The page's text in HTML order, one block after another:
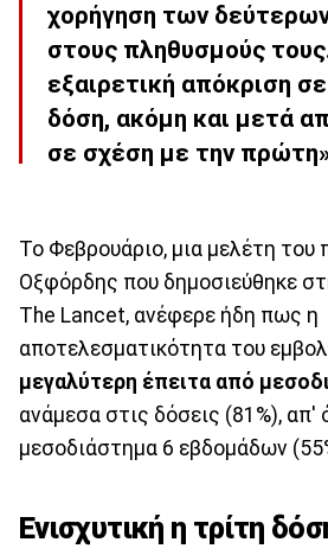
χορήγηση των
στους πληθυσμούς
εξαιρετική απόκριση
δόση, ακόμη και μετά
σε σχέση με την
Το Φεβρουάριο, μια μελέτη του
Οξφόρδης που δημοσιεύθηκε
The Lancet, ανέφερε ήδη πως η
αποτελεσματικότητα του
μεγαλύτερη έπειτα από
ανάμεσα στις δόσεις (81%), απ'
μεσοδιάστημα 6 εβδομάδων
Ενισχυτική η τρίτη